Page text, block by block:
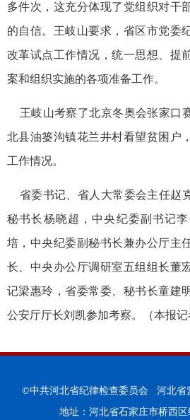
多件次，这充分体现了党组织对干
的自信。王岐山要求，省区市党委
改革试点工作情况，统一思想、提
案和组织实施的各项准备工作。
王岐山考察了北京冬奥会张家口
北县油篓沟镇花兰井村看望贫困户
工作情况。
省委书记、省人大常委会主任赵
秘书长杨晓超，中央纪委副书记
培，中央纪委副秘书长兼办公厅主
长、中央办公厅调研室五组组长董
记梁惠玲，省委常委、秘书长童建
公安厅厅长刘凯参加考察。（本报记
©中共河北省纪律检查委员会 河北
地址：河北省石家庄市桥西